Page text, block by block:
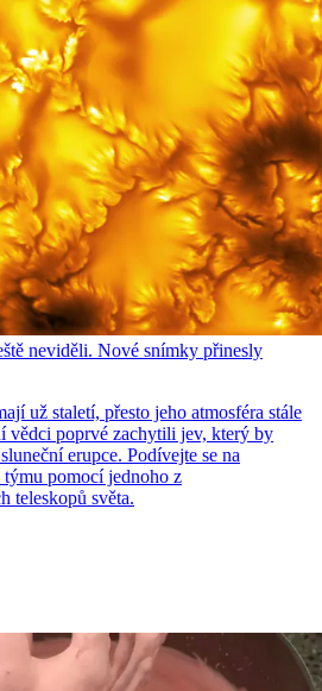
neviděli. Nové snímky přinesly
už staletí, přesto jeho atmosféra stále
vědci poprvé zachytili jev, který by
erupce. Podívejte se na
pomocí jednoho z
teleskopů světa.